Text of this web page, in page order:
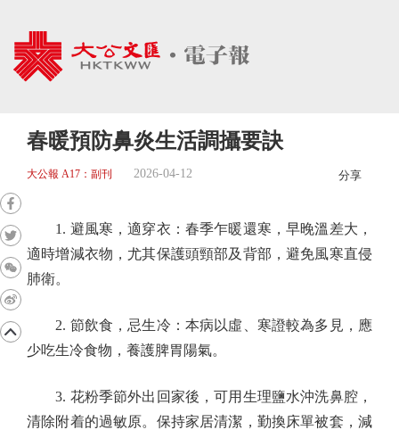
春暖預防鼻炎生活調攝要訣
大公報 A17：副刊 2026-04-12 分享
1. 避風寒，適穿衣：春季乍暖還寒，早晚溫差大，
適時增減衣物，尤其保護頭頸部及背部，避免風寒直侵
肺衛。
2. 節飲食，忌生冷：本病以虛、寒證較為多見，應
少吃生冷食物，養護脾胃陽氣。
3. 花粉季節外出回家後，可用生理鹽水沖洗鼻腔，
清除附着的過敏原。保持家居清潔，勤換床單被套，減